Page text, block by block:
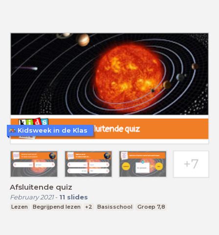
Afsluitende quiz
February 2021- 11 slides
Lezen Begrijpend lezen +2 Basisschool Groep 7,8
Kidsweek in de Klas